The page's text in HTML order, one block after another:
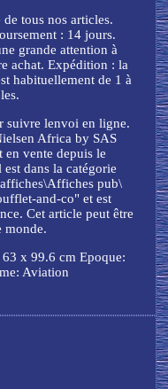
tous nos articles.
: 14 jours.
grande attention à
achat. Expédition : la
habituellement de 1 à
suivre lenvoi en ligne.
Africa by SAS
en vente depuis le
dans la catégorie
pub\
and-co" et est
Cet article peut être
monde.
x 99.6 cm Epoque:
Aviation